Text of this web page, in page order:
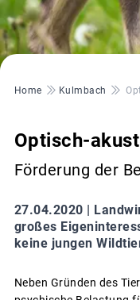
Pfadnavigation
Home Kulmbach
Optisch-
Förderung der
27.04.2020 |
großes
keine jungen
Neben Gründen des